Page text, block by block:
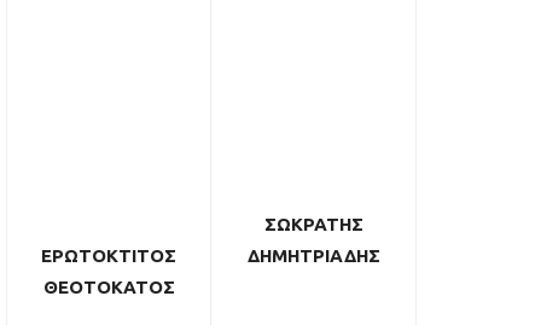
ΕΡΩΤΟΚΤΙΤΟΣ
ΘΕΟΤΟΚΑΤΟΣ
ΣΩΚΡΑΤΗΣ
ΔΗΜΗΤΡΙΑΔΗΣ